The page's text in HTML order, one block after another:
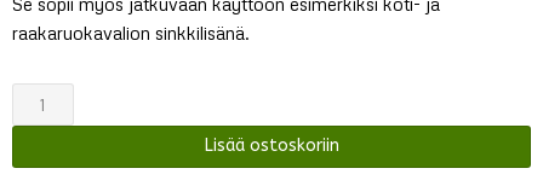
raakaruokavalion sinkkilisänä.
Probalans
ZINCbalans
Lisää ostoskoriin